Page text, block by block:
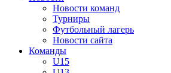
Новости команд
Турниры
Футбольный лагерь
Новости сайта
Команды
U15